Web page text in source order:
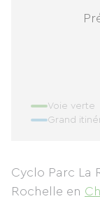
Voie verte
Grand
Cyclo Parc La
Rochelle en